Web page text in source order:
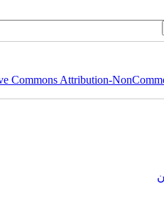
Commons Attribution-